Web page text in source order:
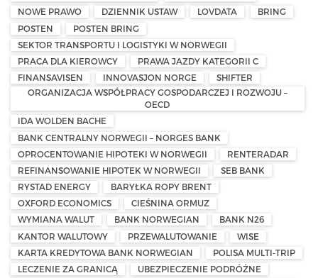
NOWE PRAWO
DZIENNIK USTAW LOVDATA
BRING
POSTEN
POSTEN BRING
SEKTOR TRANSPORTU I LOGISTYKI W NORWEGII
PRACA DLA KIEROWCY
PRAWA JAZDY KATEGORII C
FINANSAVISEN
INNOVASJON NORGE
SHIFTER
ORGANIZACJA WSPÓŁPRACY GOSPODARCZEJ I ROZWOJU –
OECD
IDA WOLDEN BACHE
BANK CENTRALNY NORWEGII – NORGES BANK
OPROCENTOWANIE HIPOTEKI W NORWEGII
RENTERADAR
REFINANSOWANIE HIPOTEK W NORWEGII
SEB BANK
RYSTAD ENERGY
BARYŁKA ROPY BRENT
OXFORD ECONOMICS
CIEŚNINA ORMUZ
WYMIANA WALUT
BANK NORWEGIAN
BANK N26
KANTOR WALUTOWY
PRZEWALUTOWANIE
WISE
KARTA KREDYTOWA BANK NORWEGIAN
POLISA MULTI-TRIP
LECZENIE ZA GRANICĄ
UBEZPIECZENIE PODRÓŻNE